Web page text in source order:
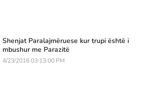
Shenjat Paralajmëruese kur trupi është i
mbushur me Parazitë
4/23/2016 03:13:00 PM